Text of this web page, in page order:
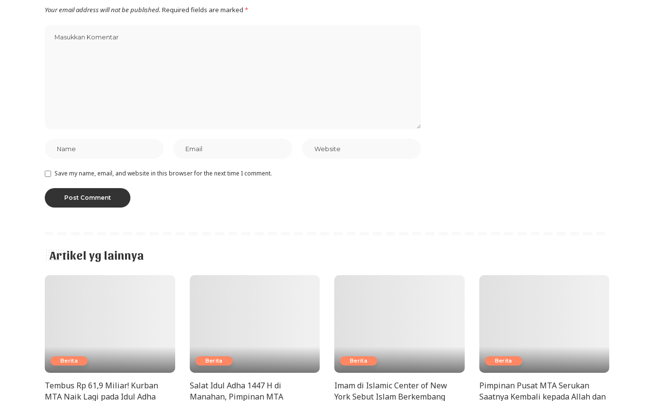
Your email address will not be published. Required fields are marked *
Save my name, email, and website in this browser for the next time I comment.
Artikel yg lainnya
Berita
Tembus Rp 61,9 Miliar! Kurban
MTA Naik Lagi pada Idul Adha
Berita
Salat Idul Adha 1447 H di
Manahan, Pimpinan MTA
Berita
Imam di Islamic Center of New
York Sebut Islam Berkembang
Berita
Pimpinan Pusat MTA Serukan
Saatnya Kembali kepada Allah dan